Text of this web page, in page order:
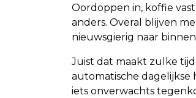
Oordoppen in, koffie
anders. Overal blijven
nieuwsgierig naar
Juist dat maakt zulke
automatische dagelijkse
iets onverwachts